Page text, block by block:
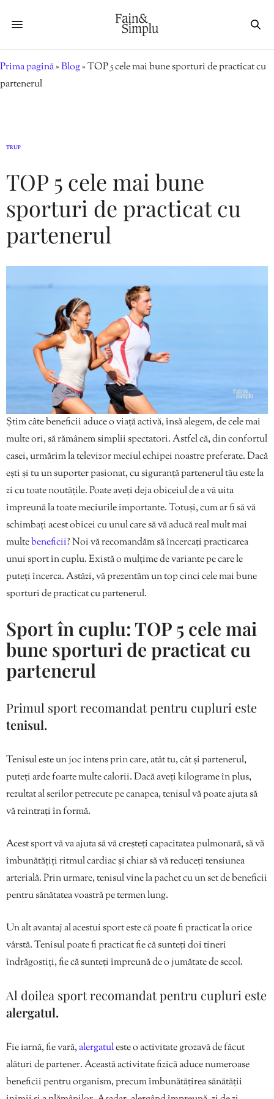
Prima pagină»Blog»TOP 5 cele mai bune sporturi de practicat cu
partenerul
TRUP
TOP 5 cele mai bune
sporturi de practicat cu
partenerul
Știm câte beneficii aduce o viață activă, însă alegem, de cele mai
multe ori, să rămânem simplii spectatori. Astfel că, din confortul
casei, urmărim la televizor meciul echipei noastre preferate. Dacă
ești și tu un suporter pasionat, cu siguranță partenerul tău este la
zi cu toate noutățile. Poate aveți deja obiceiul de a vă uita
împreună la toate meciurile importante. Totuși, cum ar fi să vă
schimbați acest obicei cu unul care să vă aducă real mult mai
multebeneficii? Noi vă recomandăm să încercați practicarea
unui sport în cuplu. Există o mulțime de variante pe care le
puteți încerca. Astăzi, vă prezentăm un top cinci cele mai bune
sporturi de practicat cu partenerul.
Sport în cuplu: TOP 5 cele mai
bune sporturi de practicat cu
partenerul
Primul sport recomandat pentru cupluri este
tenisul.
Tenisul este un joc intens prin care, atât tu, cât și partenerul,
puteți arde foarte multe calorii. Dacă aveți kilograme în plus,
rezultat al serilor petrecute pe canapea, tenisul vă poate ajuta să
vă reintrați în formă.
Acest sport vă va ajuta să vă creșteți capacitatea pulmonară, să vă
îmbunătățiți ritmul cardiac și chiar să vă reduceți tensiunea
arterială. Prin urmare, tenisul vine la pachet cu un set de beneficii
pentru sănătatea voastră pe termen lung.
Un alt avantaj al acestui sport este că poate fi practicat la orice
vârstă. Tenisul poate fi practicat fie că sunteți doi tineri
îndrăgostiți, fie că sunteți împreună de o jumătate de secol.
Al doilea sport recomandat pentru cupluri este
alergatul.
Fie iarnă, fie vară,alergatuleste o activitate grozavă de făcut
alături de partener. Această activitate fizică aduce numeroase
beneficii pentru organism, precum îmbunătățirea sănătății